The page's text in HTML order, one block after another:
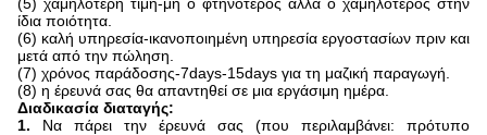
ίδια ποιότητα.
(6) καλή υπηρεσία-ικανοποιημένη υπηρεσία εργοστασίων πριν και
μετά από την πώληση.
(7) χρόνος παράδοσης-7days-15days για τη μαζική παραγωγή.
(8) η έρευνά σας θα απαντηθεί σε μια εργάσιμη ημέρα.
Διαδικασία διαταγής:
1. Να πάρει την έρευνά σας (που περιλαμβάνει: πρότυπο